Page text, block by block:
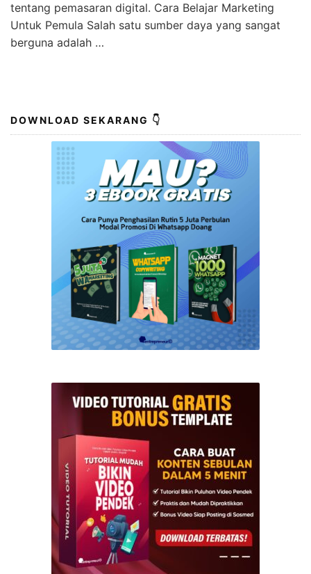
tentang pemasaran digital. Cara Belajar Marketing
Untuk Pemula Salah satu sumber daya yang sangat
berguna adalah …
DOWNLOAD SEKARANG 👇